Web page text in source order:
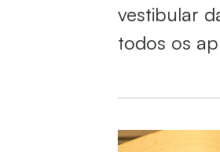
vestibular
todos os